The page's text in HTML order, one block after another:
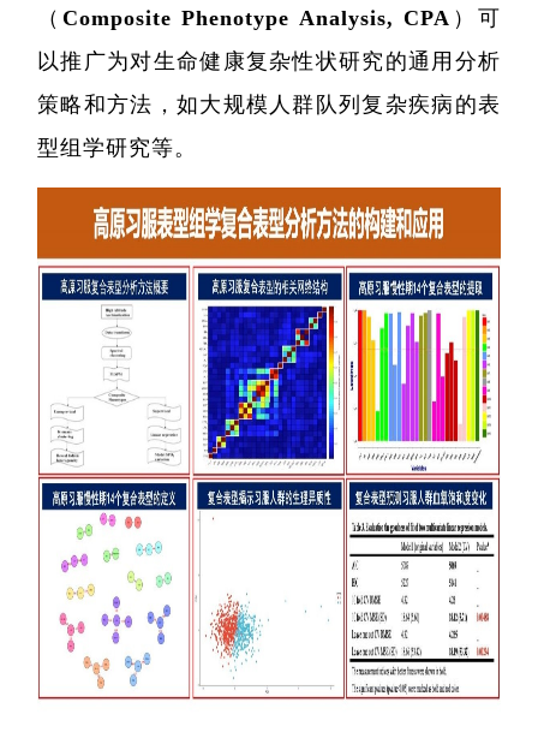
创新
创新药
（Composite Phenotype Analysis, CPA）可
以推广为对生命健康复杂性状研究的通用分析
策略和方法，如大规模人群队列复杂疾病的表
型组学研究等。